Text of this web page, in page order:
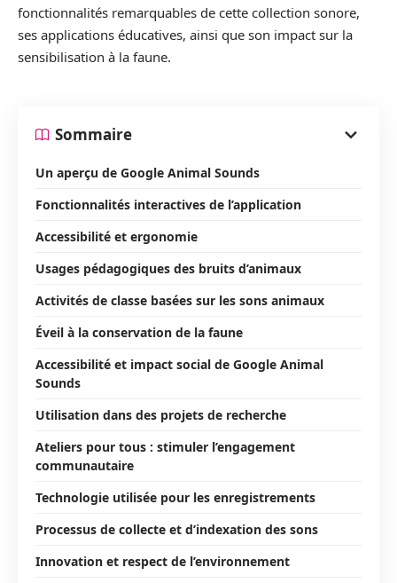
fonctionnalités remarquables de cette collection sonore,
ses applications éducatives, ainsi que son impact sur la
sensibilisation à la faune.
Sommaire
Un aperçu de Google Animal Sounds
Fonctionnalités interactives de l’application
Accessibilité et ergonomie
Usages pédagogiques des bruits d’animaux
Activités de classe basées sur les sons animaux
Éveil à la conservation de la faune
Accessibilité et impact social de Google Animal
Sounds
Utilisation dans des projets de recherche
Ateliers pour tous : stimuler l’engagement
communautaire
Technologie utilisée pour les enregistrements
Processus de collecte et d’indexation des sons
Innovation et respect de l’environnement